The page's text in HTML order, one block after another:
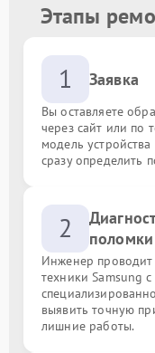
Этапы
1 Заявка
Вы оставляете
через сайт или по
модель
сразу определить
2
поломки
Инженер проводит
техники Samsung
выявить точную
лишние работы.